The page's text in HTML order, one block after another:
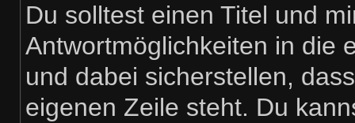
Du solltest einen Titel und
Antwortmöglichkeiten in die
und dabei sicherstellen,
eigenen Zeile steht. Du